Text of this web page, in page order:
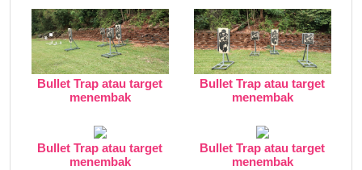
Bullet Trap atau target
menembak
Bullet Trap atau target
menembak
Bullet Trap atau target
menembak
Bullet Trap atau target
menembak